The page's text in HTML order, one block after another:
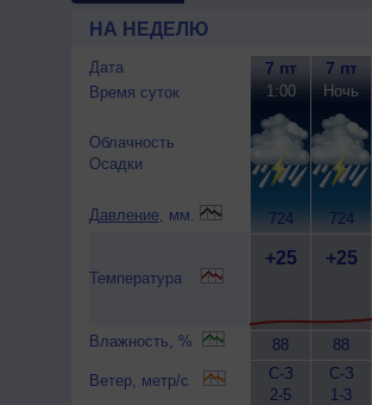
НА НЕДЕЛЮ
Дата
Время суток
Облачность
Осадки
Давление, мм.
Температура
Влажность, %
Ветер, метр/с
7 пт
1:00
724
+25
88
С-З
2-5
7 пт
Ночь
724
+25
88
С-З
1-3